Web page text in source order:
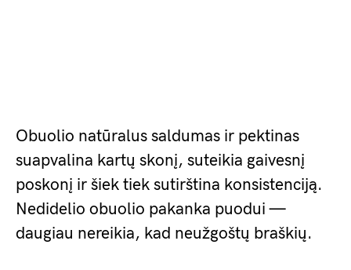
Obuolio natūralus saldumas ir pektinas
suapvalina kartų skonį, suteikia gaivesnį
poskonį ir šiek tiek sutirština konsistenciją.
Nedidelio obuolio pakanka puodui —
daugiau nereikia, kad neužgoštų braškių.